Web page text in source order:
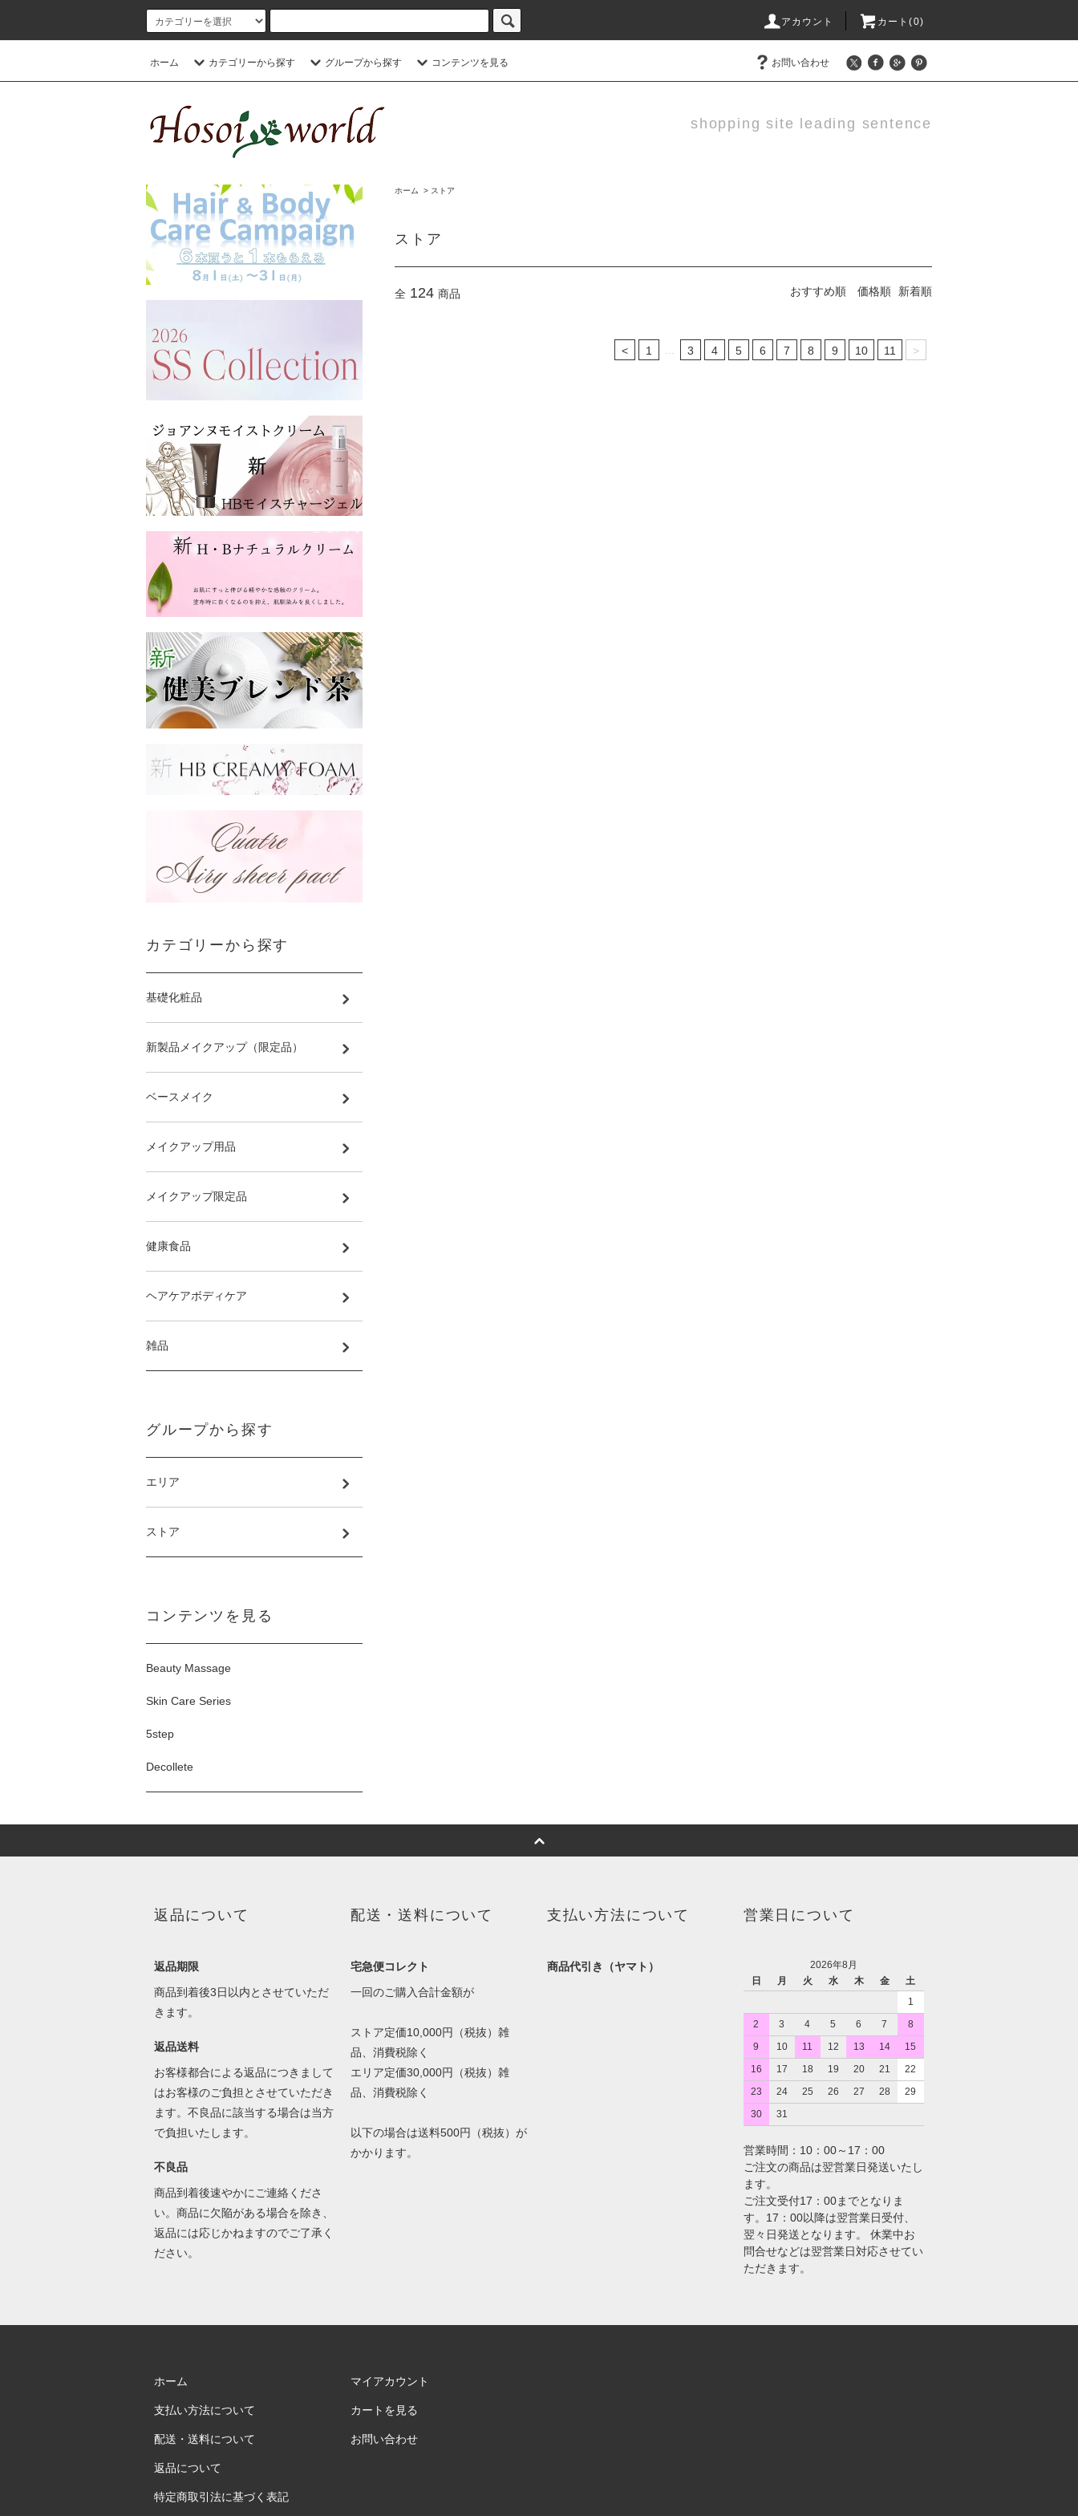
アカウント カート(0)
ホーム カテゴリーから探す グループから探す コンテンツを見る お問い合わせ
shopping site leading sentence
ホーム > ストア
ストア
全 124 商品 おすすめ順 価格順 新着順
< 1 3 4 5 6 7 8 9 10 11 >
カテゴリーから探す
基礎化粧品
新製品メイクアップ（限定品）
ベースメイク
メイクアップ用品
メイクアップ限定品
健康食品
ヘアケアボディケア
雑品
グループから探す
エリア
ストア
コンテンツを見る
Beauty Massage
Skin Care Series
5step
Decollete
返品について
返品期限
商品到着後3日以内とさせていただ
きます。
返品送料
お客様都合による返品につきまして
はお客様のご負担とさせていただき
ます。不良品に該当する場合は当方
で負担いたします。
不良品
商品到着後速やかにご連絡くださ
い。商品に欠陥がある場合を除き、
返品には応じかねますのでご了承く
ださい。
配送・送料について
宅急便コレクト
一回のご購入合計金額が
ストア定価10,000円（税抜）雑
品、消費税除く
エリア定価30,000円（税抜）雑
品、消費税除く
以下の場合は送料500円（税抜）が
かかります。
支払い方法について
商品代引き（ヤマト）
営業日について
2026年8月
日
月 火 水 木 金
土
1
2
3 4 5 6 7
8
9
10 11 12 13 14
15
16
17 18 19 20 21
22
23
24 25 26 27 28
29
30
31
営業時間：10：00～17：00
ご注文の商品は翌営業日発送いたし
ます。
ご注文受付17：00までとなりま
す。17：00以降は翌営業日受付、
翌々日発送となります。 休業中お
問合せなどは翌営業日対応させてい
ただきます。
ホーム
支払い方法について
配送・送料について
返品について
特定商取引法に基づく表記
マイアカウント
カートを見る
お問い合わせ